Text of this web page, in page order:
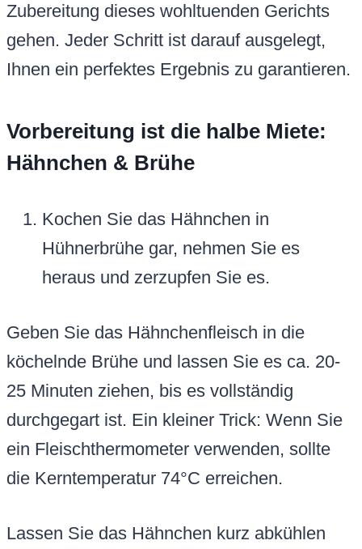
Zubereitung dieses wohltuenden Gerichts
gehen. Jeder Schritt ist darauf ausgelegt,
Ihnen ein perfektes Ergebnis zu garantieren.
Vorbereitung ist die halbe Miete:
Hähnchen & Brühe
Kochen Sie das Hähnchen in
Hühnerbrühe gar, nehmen Sie es
heraus und zerzupfen Sie es.
Geben Sie das Hähnchenfleisch in die
köchelnde Brühe und lassen Sie es ca. 20-
25 Minuten ziehen, bis es vollständig
durchgegart ist. Ein kleiner Trick: Wenn Sie
ein Fleischthermometer verwenden, sollte
die Kerntemperatur 74°C erreichen.
Lassen Sie das Hähnchen kurz abkühlen